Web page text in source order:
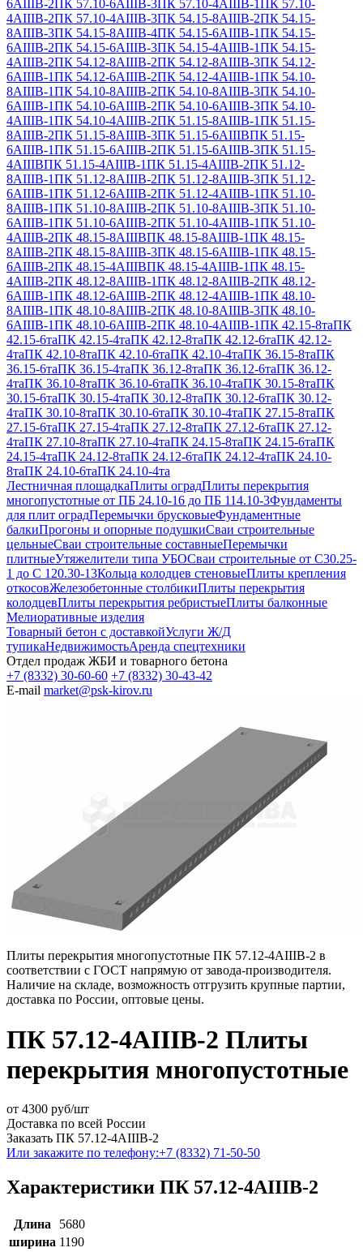
6АIIIВ-2 ПК 57.10-6АIIIВ-3 ПК 57.10-4АIIIВ-1
ПК 57.10-
4АIIIВ-2ПК 57.10-4АIIIВ-3ПК 54.15-8АIIIВ-2ПК 54.15-
8АIIIВ-3ПК 54.15-8АIIIВ-4ПК 54.15-6АIIIВ-1ПК 54.15-
6АIIIВ-2ПК 54.15-6АIIIВ-3ПК 54.15-4АIIIВ-1ПК 54.15-
4АIIIВ-2ПК 54.12-8АIIIВ-2ПК 54.12-8АIIIВ-3ПК 54.12-
6АIIIВ-1ПК 54.12-6АIIIВ-2ПК 54.12-4АIIIВ-1ПК 54.10-
8АIIIВ-1ПК 54.10-8АIIIВ-2ПК 54.10-8АIIIВ-3ПК 54.10-
6АIIIВ-1ПК 54.10-6АIIIВ-2ПК 54.10-6АIIIВ-3ПК 54.10-
4АIIIВ-1ПК 54.10-4АIIIВ-2ПК 51.15-8АIIIВ-1ПК 51.15-
8АIIIВ-2ПК 51.15-8АIIIВ-3ПК 51.15-6АIIIВПК 51.15-
6АIIIВ-1ПК 51.15-6АIIIВ-2ПК 51.15-6АIIIВ-3ПК 51.15-
4АIIIВПК 51.15-4АIIIВ-1ПК 51.15-4АIIIВ-2ПК 51.12-
8АIIIВ-1ПК 51.12-8АIIIВ-2ПК 51.12-8АIIIВ-3ПК 51.12-
6АIIIВ-1ПК 51.12-6АIIIВ-2ПК 51.12-4АIIIВ-1ПК 51.10-
8АIIIВ-1ПК 51.10-8АIIIВ-2ПК 51.10-8АIIIВ-3ПК 51.10-
6АIIIВ-1ПК 51.10-6АIIIВ-2ПК 51.10-4АIIIВ-1ПК 51.10-
4АIIIВ-2ПК 48.15-8АIIIВПК 48.15-8АIIIВ-1ПК 48.15-
8АIIIВ-2ПК 48.15-8АIIIВ-3ПК 48.15-6АIIIВ-1ПК 48.15-
6АIIIВ-2ПК 48.15-4АIIIВПК 48.15-4АIIIВ-1ПК 48.15-
4АIIIВ-2ПК 48.12-8АIIIВ-1ПК 48.12-8АIIIВ-2ПК 48.12-
6АIIIВ-1ПК 48.12-6АIIIВ-2ПК 48.12-4АIIIВ-1ПК 48.10-
8АIIIВ-1ПК 48.10-8АIIIВ-2ПК 48.10-8АIIIВ-3ПК 48.10-
6АIIIВ-1ПК 48.10-6АIIIВ-2ПК 48.10-4АIIIВ-1ПК 42.15-8таПК
42.15-6таПК 42.15-4таПК 42.12-8таПК 42.12-6таПК 42.12-
4таПК 42.10-8таПК 42.10-6таПК 42.10-4таПК 36.15-8таПК
36.15-6таПК 36.15-4таПК 36.12-8таПК 36.12-6таПК 36.12-
4таПК 36.10-8таПК 36.10-6таПК 36.10-4таПК 30.15-8таПК
30.15-6таПК 30.15-4таПК 30.12-8таПК 30.12-6таПК 30.12-
4таПК 30.10-8таПК 30.10-6таПК 30.10-4таПК 27.15-8таПК
27.15-6таПК 27.15-4таПК 27.12-8таПК 27.12-6таПК 27.12-
4таПК 27.10-8таПК 27.10-4таПК 24.15-8таПК 24.15-6таПК
24.15-4таПК 24.12-8таПК 24.12-6таПК 24.12-4таПК 24.10-
8таПК 24.10-6таПК 24.10-4та
Лестничная площадкаПлиты оградПлиты перекрытия
многопустотные от ПБ 24.10-16 до ПБ 114.10-3Фундаменты
для плит оградПеремычки брусковыеФундаментные
балкиПрогоны и опорные подушкиСваи строительные
цельныеСваи строительные составныеПеремычки
плитныеУтяжелители типа УБОСваи строительные от С30.25-
1 до С 120.30-13Кольца колодцев стеновыеПлиты крепления
откосовЖелезобетонные столбикиПлиты перекрытия
колодцевПлиты перекрытия ребристыеПлиты балконные
Мелиоративные изделия
Товарный бетон с доставкойУслуги Ж/Д
тупикаНедвижимостьАренда спецтехники
Отдел продаж ЖБИ и товарного бетона
+7 (8332) 30-60-60 +7 (8332) 30-43-42
E-mail market@psk-kirov.ru
Плиты перекрытия многопустотные ПК 57.12-4АIIIВ-2 в
соответствии с ГОСТ напрямую от завода-производителя.
Наличие на складе, возможность отгрузить крупные партии,
доставка по России, оптовые цены.
ПК 57.12-4АIIIВ-2 Плиты
перекрытия многопустотные
от 4300 руб/шт
Доставка по всей России
Заказать ПК 57.12-4АIIIВ-2
Или закажите по телефону:+7 (8332) 71-50-50
Характеристики ПК 57.12-4АIIIВ-2
Длина
5680
ширина 1190